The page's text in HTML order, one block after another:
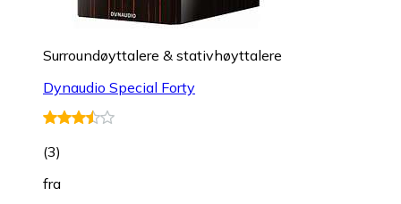
Surroundøyttalere & stativhøyttalere
Dynaudio Special Forty
(3)
fra